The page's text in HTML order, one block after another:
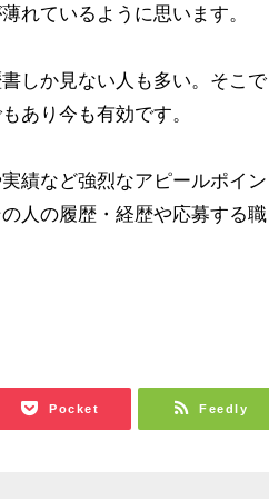
れているように思います。
しか見ない人も多い。そこで
あり今も有効です。
績など強烈なアピールポイン
人の履歴・経歴や応募する職
Pocket Feedly